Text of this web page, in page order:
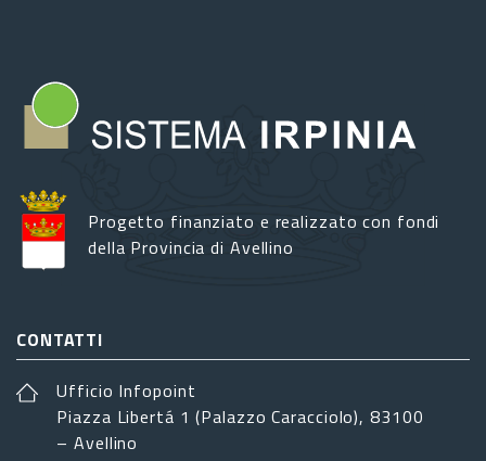
Progetto finanziato e realizzato con fondi
della Provincia di Avellino
CONTATTI
Ufficio Infopoint
Piazza Libertá 1 (Palazzo Caracciolo), 83100
– Avellino